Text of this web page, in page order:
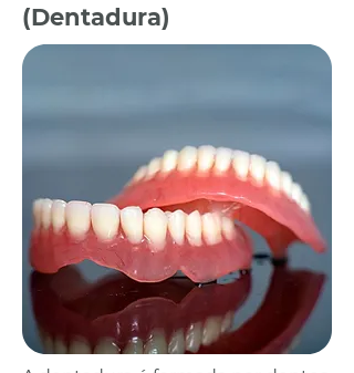
(Dentadura)